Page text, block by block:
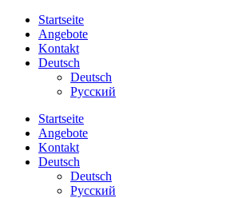
Startseite
Angebote
Kontakt
Deutsch
Deutsch
Русский
Startseite
Angebote
Kontakt
Deutsch
Deutsch
Русский